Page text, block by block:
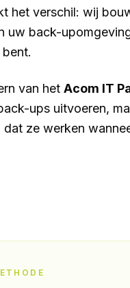
het verschil: wij
uw back-
van het Acom IT
ups uitvoeren,
dat ze werken